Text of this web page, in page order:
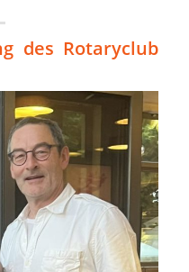
des Rotaryclub